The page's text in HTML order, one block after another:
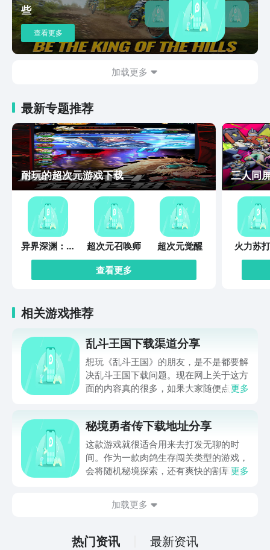
些
查看更多
加载更多
最新专题推荐
耐玩的超次元游戏下载
异界深渊：觉
醒
超次元召唤师
超次元觉醒
查看更多
三人同
火力苏
相关游戏推荐
乱斗王国下载渠道分享
想玩《乱斗王国》的朋友，是不是都要解
决乱斗王国下载问题。现在网上关于这方
面的内容真的很多，如果大家随便点击陌
app进行下载会更加方便，九游是手游福
利最多的游戏平台，在这里不仅能够看到
游戏资源，还能及时查看后续的消息、活
动内容等相关信息。
更多
秘境勇者传下载地址分享
这款游戏就很适合用来去打发无聊的时
间。作为一款肉鸽生存闯关类型的游戏，
会将随机秘境探索，还有爽快的割草闯关
接就可以下载。游戏的上手门槛还是比较
打发无聊的时间，可玩性真的比较高。
更多
加载更多
热门资讯 最新资讯